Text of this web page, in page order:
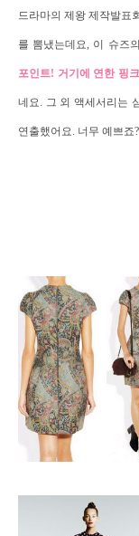
드라마의 제왕 제작발표
를 뽐냈는데요, 이 슈즈
포인트! 거기에 연한 핑
네요. 그 외 액세서리는
연출했어요. 너무 예쁘